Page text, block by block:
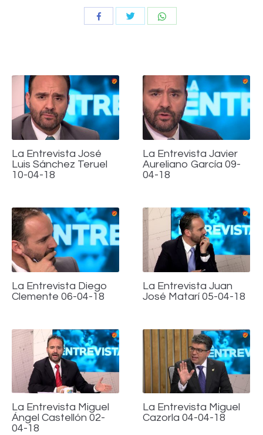
CompartirCompartir
La Entrevista José
Luis Sánchez Teruel
10-04-18
La Entrevista Javier
Aureliano García 09-
04-18
La Entrevista Diego
Clemente 06-04-18
La Entrevista Juan
José Matarí 05-04-18
La Entrevista Miguel
Ángel Castellón 02-
04-18
La Entrevista Miguel
Cazorla 04-04-18